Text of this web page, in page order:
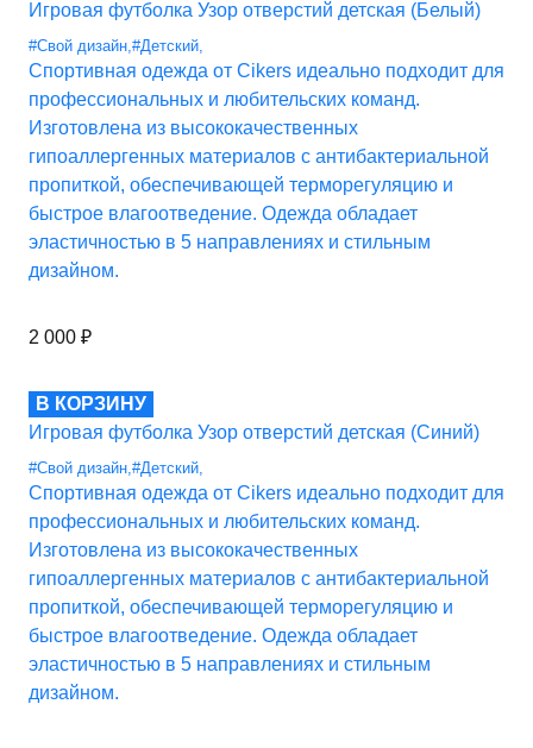
Игровая футболка Узор отверстий детская (Белый)
#Свой дизайн,#Детский,
Спортивная одежда от Cikers идеально подходит для
профессиональных и любительских команд.
Изготовлена из высококачественных
гипоаллергенных материалов с антибактериальной
пропиткой, обеспечивающей терморегуляцию и
быстрое влагоотведение. Одежда обладает
эластичностью в 5 направлениях и стильным
дизайном.
2 000 ₽
В КОРЗИНУ
Игровая футболка Узор отверстий детская (Синий)
#Свой дизайн,#Детский,
Спортивная одежда от Cikers идеально подходит для
профессиональных и любительских команд.
Изготовлена из высококачественных
гипоаллергенных материалов с антибактериальной
пропиткой, обеспечивающей терморегуляцию и
быстрое влагоотведение. Одежда обладает
эластичностью в 5 направлениях и стильным
дизайном.